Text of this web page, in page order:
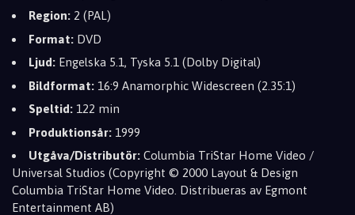
Region: 2 (PAL)
Format: DVD
Ljud: Engelska 5.1, Tyska 5.1 (Dolby Digital)
Bildformat: 16:9 Anamorphic Widescreen (2.35:1)
Speltid: 122 min
Produktionsår: 1999
Utgåva/Distributör: Columbia TriStar Home Video /
Universal Studios (Copyright © 2000 Layout & Design
Columbia TriStar Home Video. Distribueras av Egmont
Entertainment AB)